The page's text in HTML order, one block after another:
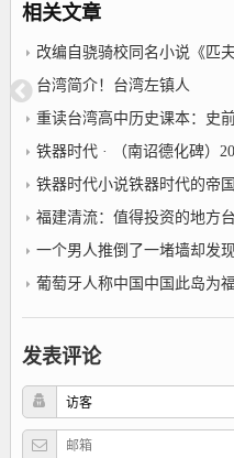
相关文章
改编自骁骑校同名小说《匹
台湾简介！台湾左镇人
重读台湾高中历史课本：史前时期、荷西时期
铁器时代 · （南诏德化碑）
铁器时代小说铁器时代的帝
福建清流：值得投资的地方
一个男人推倒了一堵墙却发现了
葡萄牙人称中国中国此岛为福
发表评论